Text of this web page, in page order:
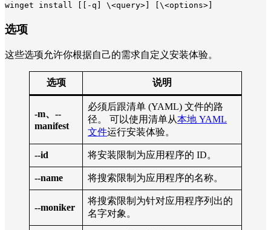
winget install [[-q] \<query>] [\<options>]
选项
这些选项允许你根据自己的需求自定义安装体验。
选项 说明
-m、--
manifest
必须后跟清单 (YAML) 文件的路
径。 可以使用清单从本地 YAML
文件运行安装体验。
--id 将安装限制为应用程序的 ID。
--name 将搜索限制为应用程序的名称。
--moniker
将搜索限制为针对应用程序列出的
名字对象。